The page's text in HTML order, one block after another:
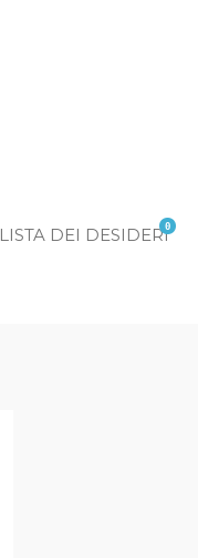
0
LISTA DEI DESIDERI